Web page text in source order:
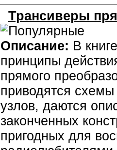
Трансиверы
Описание: В
принципы
прямого
приводятся
узлов, даются
законченных
пригодных для